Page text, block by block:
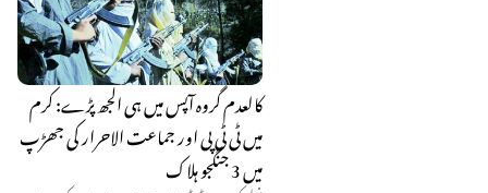
کالعدم گروہ آپس میں ہی الجھ پڑے: کرم
میں ٹی ٹی پی اور جماعت الاحرار کی جھڑپ
میں 3 جنگجو ہلاک